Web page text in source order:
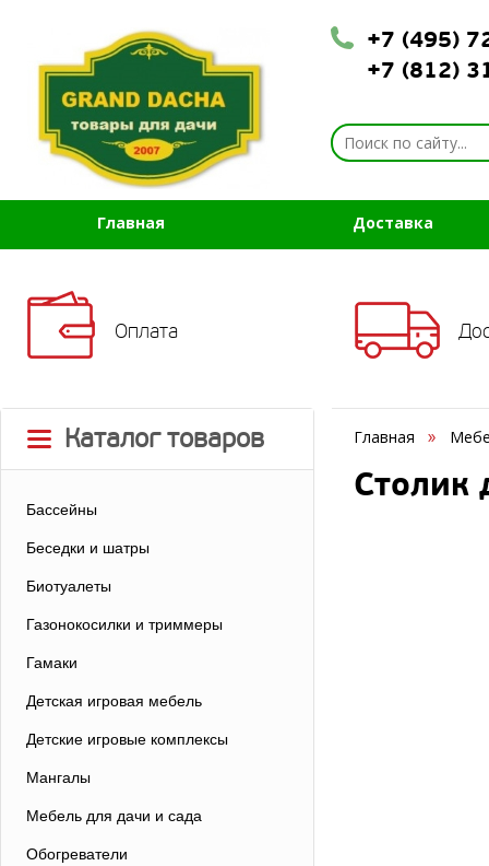
+7 (495)
+7 (812)
Главная Доставка
Оплата
Каталог товаров
Бассейны
Беседки и шатры
Биотуалеты
Газонокосилки и триммеры
Гамаки
Детская игровая мебель
Детские игровые комплексы
Мангалы
Мебель для дачи и сада
Обогреватели
Главная
Столик